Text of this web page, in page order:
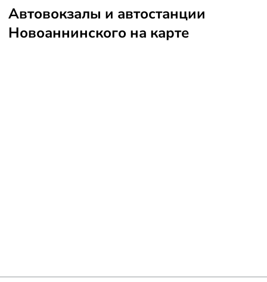
Автовокзалы и автостанции
Новоаннинского на карте